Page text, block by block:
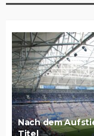
Nach dem
Titel